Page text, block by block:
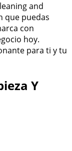
and
que puedas
con
hoy.
para ti y tu
Y